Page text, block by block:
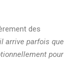
des
arrive parfois que
pour